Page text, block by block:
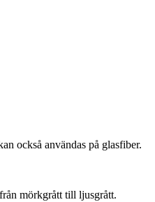
också användas på glasfiber.
mörkgrått till ljusgrått.